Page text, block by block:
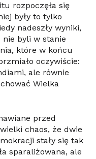
rozpoczęła się
były to tylko
nadeszły wyniki,
nie byli w stanie
które w końcu
oczywiście:
ale równie
Wielka
przed
chaos, że dwie
stały się tak
sparaliżowana, ale